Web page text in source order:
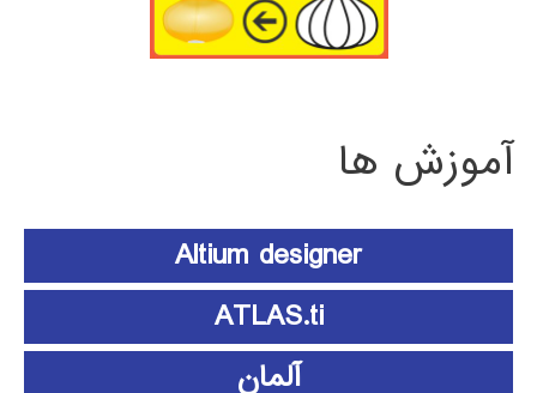
آموزش ها
Altium designer
ATLAS.ti
آلمان